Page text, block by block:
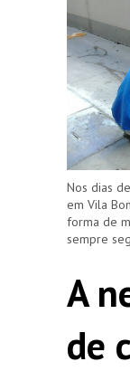
Nos dias
em Vila
forma de
sempre
A
de